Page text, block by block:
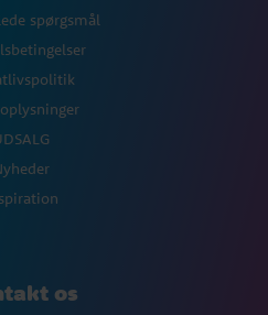
spørgsmål
os